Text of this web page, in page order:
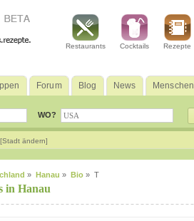
Restaurants Cocktails Rezepte
Forum Blog News Menschen
WO?
[Stadt ändern]
» Hanau » Bio » T
in Hanau